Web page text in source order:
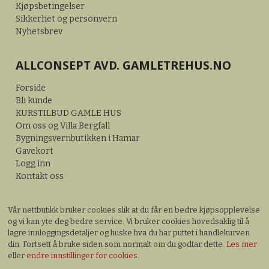
Kjøpsbetingelser
Sikkerhet og personvern
Nyhetsbrev
ALLCONSEPT AVD. GAMLETREHUS.NO
Forside
Bli kunde
KURSTILBUD GAMLE HUS
Om oss og Villa Bergfall
Bygningsvernbutikken i Hamar
Gavekort
Logg inn
Kontakt oss
Vår nettbutikk bruker cookies slik at du får en bedre kjøpsopplevelse
og vi kan yte deg bedre service. Vi bruker cookies hovedsaklig til å
lagre innloggingsdetaljer og huske hva du har puttet i handlekurven
din. Fortsett å bruke siden som normalt om du godtar dette.Les mer
eller endre innstillinger for cookies.